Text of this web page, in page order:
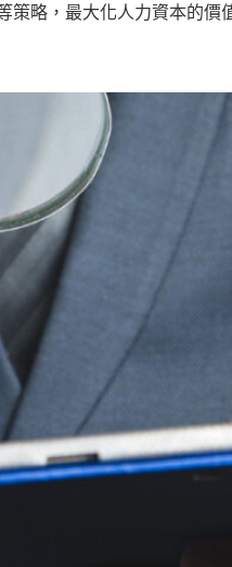
策略，最大化人力資本的價